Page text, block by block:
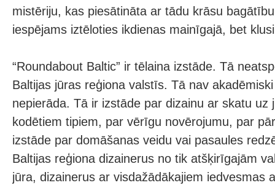
mistēriju, kas piesātināta ar tādu krāsu
iespējams iztēloties ikdienas mainīgajā, bet
“Roundabout Baltic” ir tēlaina izstāde. Tā
Baltijas jūras reģiona valstīs. Tā nav
nepierāda. Tā ir izstāde par dizainu ar skatu uz
kodētiem tipiem, par vērīgu novērojumu, par
izstāde par domāšanas veidu vai pasaules
Baltijas reģiona dizainerus no tik atšķirīgajām
jūra, dizainerus ar visdažādākajiem iedvesmas